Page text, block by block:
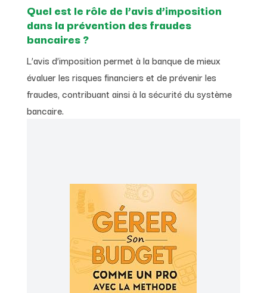
Quel est le rôle de l’avis d’imposition
dans la prévention des fraudes
bancaires ?
L’avis d’imposition permet à la banque de mieux
évaluer les risques financiers et de prévenir les
fraudes, contribuant ainsi à la sécurité du système
bancaire.